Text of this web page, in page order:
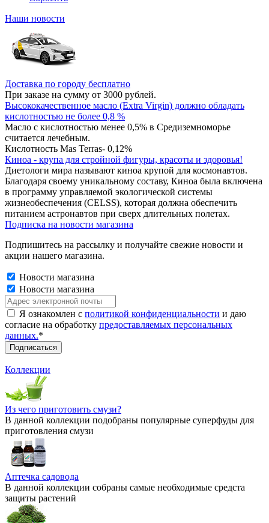
Наши новости
Доставка по городу бесплатно
При заказе на сумму от 3000 рублей.
Высококачественное масло (Extra Virgin) должно обладать
кислотностью не более 0,8 %
Масло с кислотностью менее 0,5% в Средиземноморье
считается лечебным.
Кислотность Mas Terras- 0,12%
Киноа - крупа для стройной фигуры, красоты и здоровья!
Диетологи мира называют киноа крупой для космонавтов.
Благодаря своему уникальному составу, Киноа была включена
в программу управляемой экологической системы
жизнеобеспечения (CELSS), которая должна обеспечить
питанием астронавтов при сверх длительных полетах.
Подписка на новости магазина
Подпишитесь на рассылку и получайте свежие новости и
акции нашего магазина.
Новости магазина
Новости магазина
Я ознакомлен с политикой конфиденциальности и даю
согласие на обработку предоставляемых персональных
данных.*
Коллекции
Из чего приготовить смузи?
В данной коллекции подобраны популярные суперфуды для
приготовления смузи
Аптечка садовода
В данной коллекции собраны самые необходимые средста
защиты растений